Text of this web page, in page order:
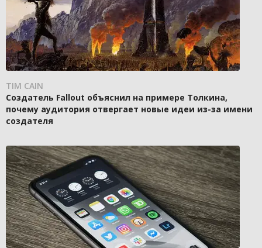
TIM CAIN
Создатель Fallout объяснил на примере Толкина,
почему аудитория отвергает новые идеи из-за имени
создателя